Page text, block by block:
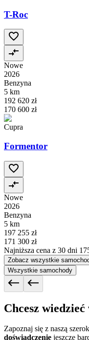
T-Roc
Nowe
2026
Benzyna
5 km
192 620 zł
170 600 zł
Cupra
Formentor
Nowe
2026
Benzyna
5 km
197 255 zł
171 300 zł
Najniższa cena z 30 dni
Zobacz wszystkie
Wszystkie samochody
Chcesz wiedzieć
Zapoznaj się z naszą
doświadczenie jeszcze